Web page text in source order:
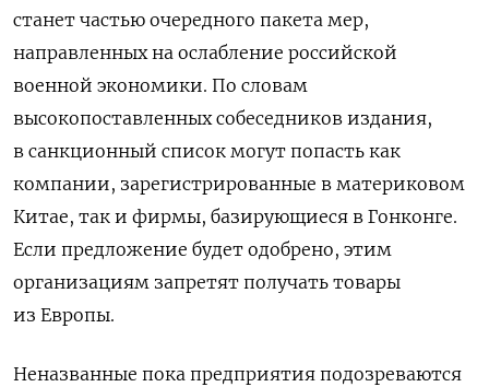
станет частью очередного пакета мер,
направленных на ослабление российской
военной экономики. По словам
высокопоставленных собеседников издания,
в санкционный список могут попасть как
компании, зарегистрированные в материковом
Китае, так и фирмы, базирующиеся в Гонконге.
Если предложение будет одобрено, этим
организациям запретят получать товары
из Европы.
Неназванные пока предприятия подозреваются